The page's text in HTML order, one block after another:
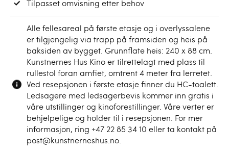
Tilpasset omvisning etter behov
Alle fellesareal på første etasje og i overlyssalene
er tilgjengelig via trapp på framsiden og heis på
baksiden av bygget. Grunnflate heis: 240 x 88 cm.
Kunstnernes Hus Kino er tilrettelagt med plass til
rullestol foran amfiet, omtrent 4 meter fra lerretet.
Ved resepsjonen i første etasje finner du HC-toalett.
Ledsagere med ledsagerbevis kommer inn gratis i
våre utstillinger og kinoforestillinger. Våre verter er
behjelpelige og holder til i resepsjonen. For mer
informasjon, ring +47 22 85 34 10 eller ta kontakt på
post@kunstnerneshus.no.